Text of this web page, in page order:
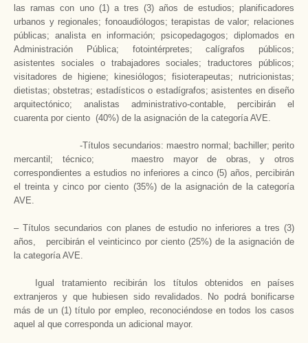
las ramas con uno (1) a tres (3) años de estudios; planificadores
urbanos y regionales; fonoaudiólogos; terapistas de valor; relaciones
públicas; analista en información; psicopedagogos; diplomados en
Administración Pública; fotointérpretes; calígrafos públicos;
asistentes sociales o trabajadores sociales; traductores públicos;
visitadores de higiene; kinesiólogos; fisioterapeutas; nutricionistas;
dietistas; obstetras; estadísticos o estadígrafos; asistentes en diseño
arquitectónico; analistas administrativo-contable, percibirán el
cuarenta por ciento (40%) de la asignación de la categoría AVE.
-Títulos secundarios: maestro normal; bachiller; perito
mercantil; técnico; maestro mayor de obras, y otros
correspondientes a estudios no inferiores a cinco (5) años, percibirán
el treinta y cinco por ciento (35%) de la asignación de la categoría
AVE.
– Títulos secundarios con planes de estudio no inferiores a tres (3)
años, percibirán el veinticinco por ciento (25%) de la asignación de
la categoría AVE.
Igual tratamiento recibirán los títulos obtenidos en países
extranjeros y que hubiesen sido revalidados. No podrá bonificarse
más de un (1) título por empleo, reconociéndose en todos los casos
aquel al que corresponda un adicional mayor.